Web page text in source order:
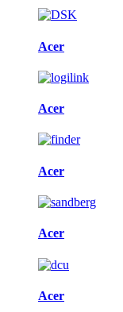
Acer
Acer
Acer
Acer
Acer